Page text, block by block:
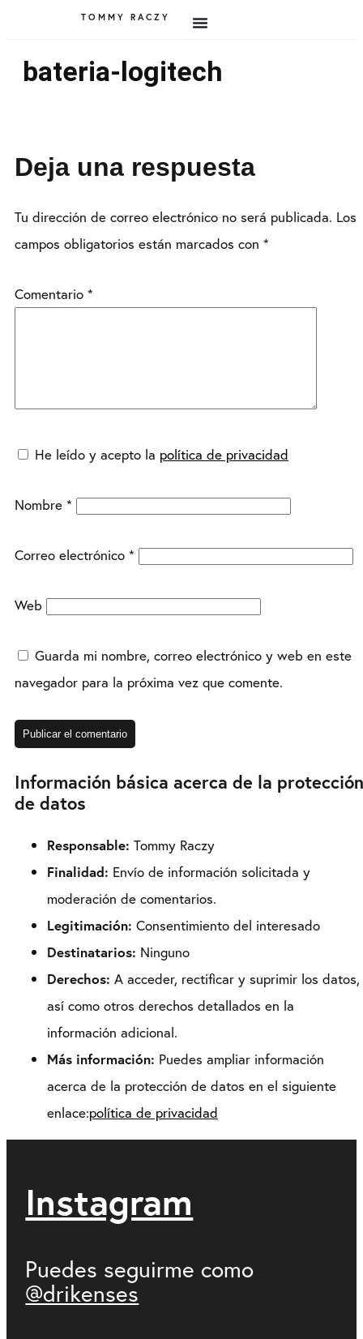
TOMMY RACZY
bateria-logitech
Deja una respuesta
Tu dirección de correo electrónico no será publicada. Los
campos obligatorios están marcados con *
Comentario *
He leído y acepto la política de privacidad
Nombre *
Correo electrónico *
Web
Guarda mi nombre, correo electrónico y web en este
navegador para la próxima vez que comente.
Información básica acerca de la protección
de datos
Responsable: Tommy Raczy
Finalidad: Envío de información solicitada y
moderación de comentarios.
Legitimación: Consentimiento del interesado
Destinatarios: Ninguno
Derechos: A acceder, rectificar y suprimir los datos,
así como otros derechos detallados en la
información adicional.
Más información: Puedes ampliar información
acerca de la protección de datos en el siguiente
enlace:política de privacidad
Instagram
Puedes seguirme como
@drikenses